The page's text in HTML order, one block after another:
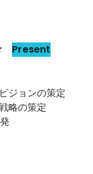
Present
ジョンの策定
略の策定